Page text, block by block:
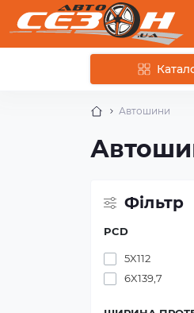
Автошини
Фільтр
PCD
5X112
6X139,7